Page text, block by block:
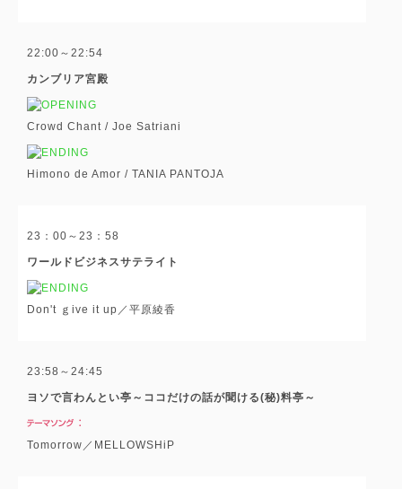
22:00～22:54
カンブリア宮殿
Crowd Chant / Joe Satriani
Himono de Amor / TANIA PANTOJA
23：00～23：58
ワールドビジネスサテライト
Don't ｇive it up／平原綾香
23:58～24:45
ヨソで言わんとい亭～ココだけの話が聞ける(秘)料亭～
Tomorrow／MELLOWSHiP